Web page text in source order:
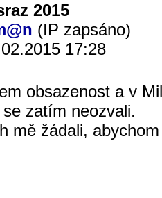
2015
(IP zapsáno)
17:28
obsazenost a v
zatím neozvali.
mě žádali,